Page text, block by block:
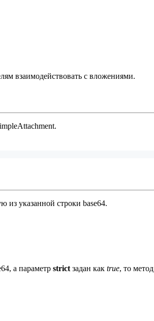
взаимодействовать с вложениями.
из указанной строки base64.
а параметр strict задан как true, то метод